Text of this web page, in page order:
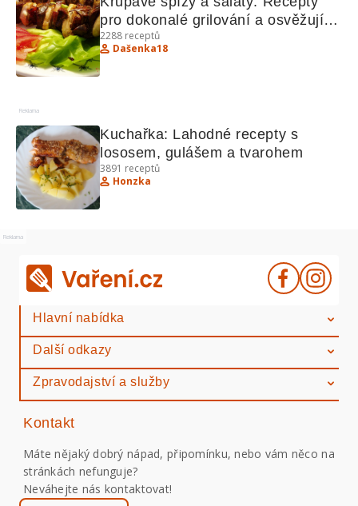
pro dokonalé grilování a osvěžující
saláty
2288 receptů
Dašenka18
Reklama
Kuchařka: Lahodné recepty s
lososem, gulášem a tvarohem
3891 receptů
Honzka
Reklama
Hlavní nabídka
Další odkazy
Zpravodajství a služby
Kontakt
Máte nějaký dobrý nápad, připomínku, nebo vám něco na
stránkách nefunguje?
Neváhejte nás kontaktovat!